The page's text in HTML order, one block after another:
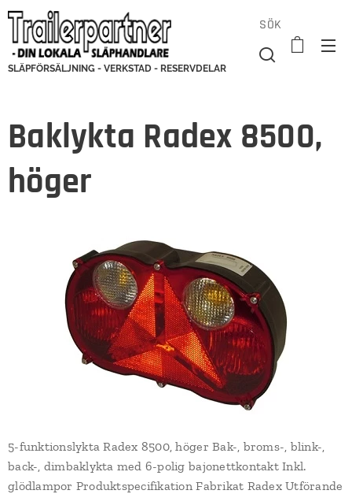
SLÄPFÖRSÄLJNING - VERKSTAD - RESERVDELAR
SÖK
Baklykta Radex 8500,
höger
5-funktionslykta Radex 8500, höger Bak-, broms-, blink-,
back-, dimbaklykta med 6-polig bajonettkontakt Inkl.
glödlampor Produktspecifikation Fabrikat Radex Utförande